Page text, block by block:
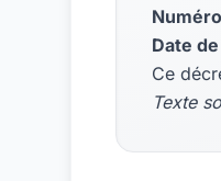
Date
Ce
Texte